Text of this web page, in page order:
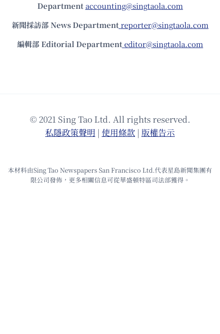
Department accounting@singtaola.com
新聞採訪部 News Department reporter@singtaola.com
編輯部 Editorial Department editor@singtaola.com
© 2021 Sing Tao Ltd. All rights reserved.
私隱政策聲明 | 使⽤條款 | 版權告⽰
本材料由Sing Tao Newspapers San Francisco Ltd.代表星島新聞集團有
限公司發佈，更多相關信息可從華盛頓特區司法部獲得。